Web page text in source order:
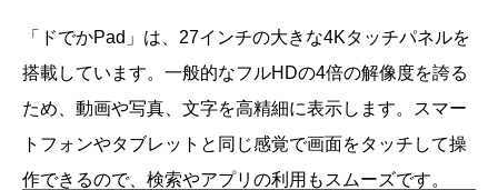
「ドでかPad」は、27インチの大きな4Kタッチパネルを
搭載しています。一般的なフルHDの4倍の解像度を誇る
ため、動画や写真、文字を高精細に表示します。スマー
トフォンやタブレットと同じ感覚で画面をタッチして操
作できるので、検索やアプリの利用もスムーズです。